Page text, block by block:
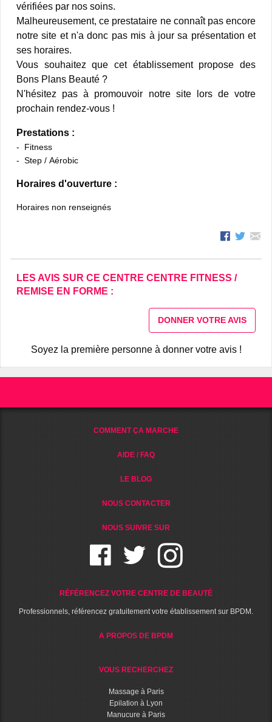
vérifiées par nos soins.
Malheureusement, ce prestataire ne connaît pas encore
notre site et n'a donc pas mis à jour sa présentation et
ses horaires.
Vous souhaitez que cet établissement propose des
Bons Plans Beauté ?
N'hésitez pas à promouvoir notre site lors de votre
prochain rendez-vous !
Prestations :
Fitness
Step / Aérobic
Horaires d'ouverture :
Horaires non renseignés
LES AVIS SUR CE CENTRE CENTRE FITNESS /
REMISE EN FORME :
DONNER VOTRE AVIS
Soyez la première personne à donner votre avis !
COMMENT ÇA MARCHE
AIDE / FAQ
LE BLOG
NOUS CONTACTER
NOUS SUIVRE SUR
RÉFÉRENCEZ VOTRE CENTRE DE BEAUTÉ
Professionnels, référencez gratuitement votre établissement sur BPDM.
A PROPOS DE BPDM
VOUS RECHERCHEZ
Massage à Paris
Epilation à Lyon
Manucure à Paris